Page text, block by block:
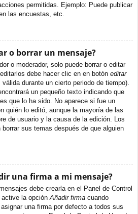
permitidas. Ejemplo: Puede publicar
las encuestas, etc.
o borrar un mensaje?
o moderador, solo puede borrar o editar
debe hacer clic en en botón editar
durante un cierto periodo de tiempo).
un pequeño texto indicando que
que lo ha sido. No aparece si fue un
quién lo editó, aunque la mayoría de las
de usuario y la causa de la edición. Los
sus temas después de que alguien
una firma a mi mensaje?
debe crearla en el Panel de Control
la opción Añadir firma cuando
una firma por defecto a todos sus